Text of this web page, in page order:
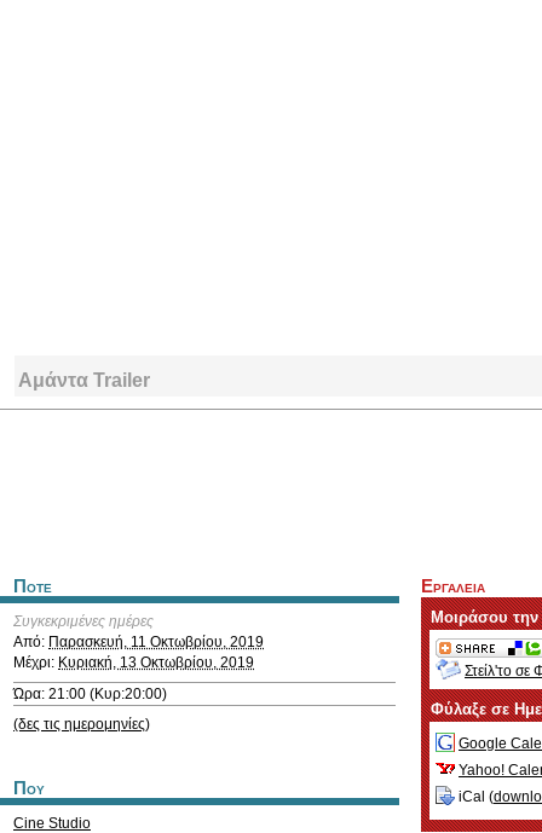
Αμάντα Trailer
Ποτε
Συγκεκριμένες ημέρες
Από: Παρασκευή, 11 Οκτωβρίου, 2019
Μέχρι: Κυριακή, 13 Οκτωβρίου, 2019
Ώρα: 21:00 (Κυρ:20:00)
(δες τις ημερομηνίες)
Που
Cine Studio
Εργαλεια
Μοιράσου
Στείλ'το σε
Φύλαξε σε
Google
Yahoo!
iCal (